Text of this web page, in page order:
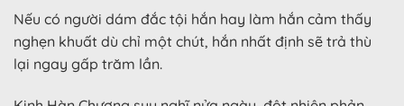
Nếu có người dám đắc tội hắn hay làm hắn cảm thấy
nghẹn khuất dù chỉ một chút, hắn nhất định sẽ trả thù
lại ngay gấp trăm lần.